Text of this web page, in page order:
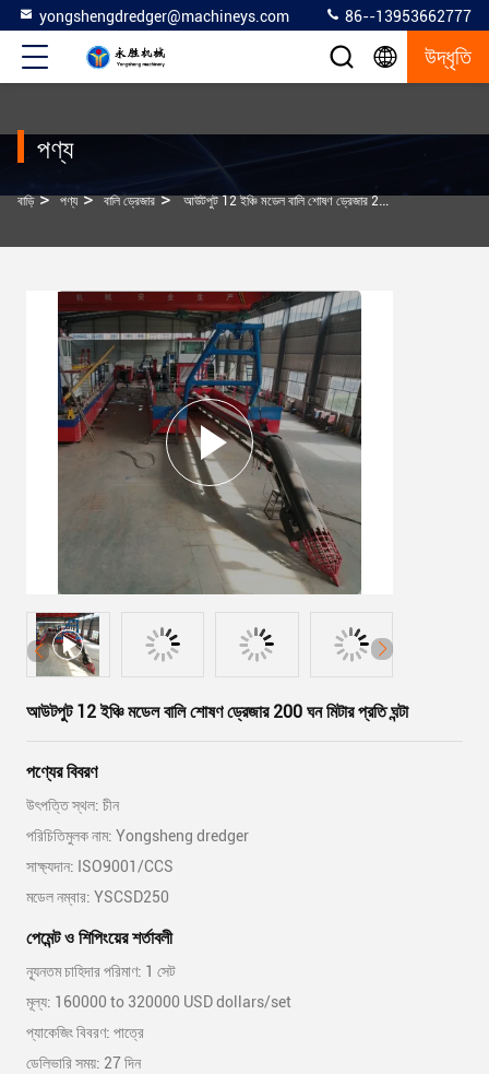
yongshengdredger@machineys.com 86--13953662777
উদ্ধৃতি
পণ্য
বাড়ি > পণ্য > বালি ড্রেজার > আউটপুট 12 ইঞ্চি মডেল বালি শোষণ ড্রেজার 200 ঘন মিটার প্রতি ঘন্টা
আউটপুট 12 ইঞ্চি মডেল বালি শোষণ ড্রেজার 200 ঘন মিটার প্রতি ঘন্টা
পণ্যের বিবরণ
উৎপত্তি স্থল: চীন
পরিচিতিমুলক নাম: Yongsheng dredger
সাক্ষ্যদান: ISO9001/CCS
মডেল নম্বার: YSCSD250
পেমেন্ট ও শিপিংয়ের শর্তাবলী
ন্যূনতম চাহিদার পরিমাণ: 1 সেট
মূল্য: 160000 to 320000 USD dollars/set
প্যাকেজিং বিবরণ: পাত্রে
ডেলিভারি সময়: 27 দিন